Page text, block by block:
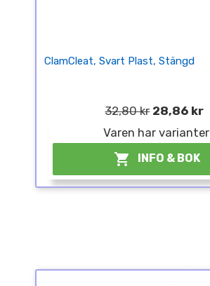
ClamCleat, Svart Plast, Stängd
32,80 kr 28,86 kr
Varen har varianter
 INFO & BOK